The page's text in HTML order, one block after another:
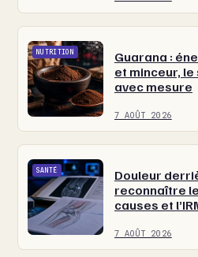
NUTRITION
Guarana :
et minceur,
avec mesure
7 AOÛT 2026
SANTÉ
Douleur
reconnaître
causes et
7 AOÛT 2026